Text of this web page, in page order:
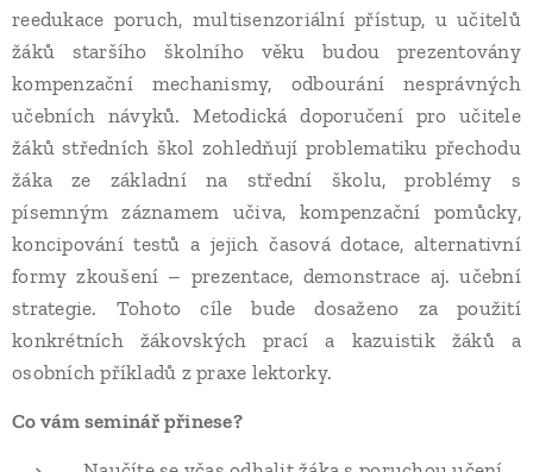
reedukace poruch, multisenzoriální přístup, u učitelů
žáků staršího školního věku budou prezentovány
kompenzační mechanismy, odbourání nesprávných
učebních návyků. Metodická doporučení pro učitele
žáků středních škol zohledňují problematiku přechodu
žáka ze základní na střední školu, problémy s
písemným záznamem učiva, kompenzační pomůcky,
koncipování testů a jejich časová dotace, alternativní
formy zkoušení – prezentace, demonstrace aj. učební
strategie. Tohoto cíle bude dosaženo za použití
konkrétních žákovských prací a kazuistik žáků a
osobních příkladů z praxe lektorky.
Co vám seminář přinese?